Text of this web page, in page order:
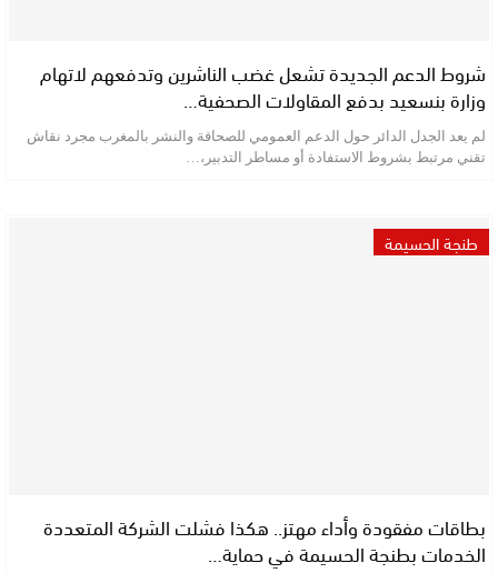
شروط الدعم الجديدة تشعل غضب الناشرين وتدفعهم لاتهام
وزارة بنسعيد بدفع المقاولات الصحفية…
لم يعد الجدل الدائر حول الدعم العمومي للصحافة والنشر بالمغرب مجرد نقاش
تقني مرتبط بشروط الاستفادة أو مساطر التدبير،…
طنجة الحسيمة
بطاقات مفقودة وأداء مهتز.. هكذا فشلت الشركة المتعددة
الخدمات بطنجة الحسيمة في حماية…